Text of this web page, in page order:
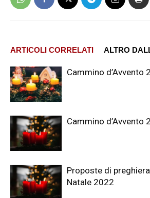
ARTICOLI CORRELATI ALTRO
Cammino d’Avvento
Cammino d’Avvento
Proposte di
Natale 2022